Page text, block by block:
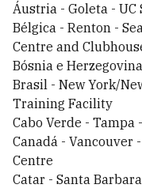
Áustria - Goleta -
Bélgica - Renton -
Centre and
Bósnia e
Brasil - New York/
Training Facility
Cabo Verde - Tampa
Canadá - Vancouver
Centre
Catar - Santa